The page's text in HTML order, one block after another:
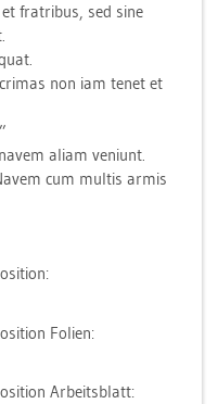
fra­tri­bus, sed sine
non iam tenet et
aliam ve­ni­unt.
cum mul­tis armis
Fo­li­en:
Ar­beits­blatt: